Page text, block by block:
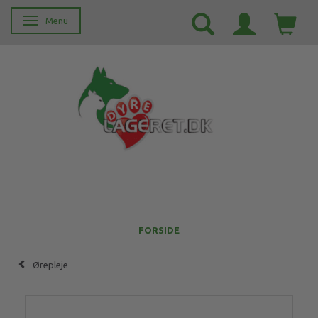
Skifte navigation
Menu
FORSIDE
Ørepleje